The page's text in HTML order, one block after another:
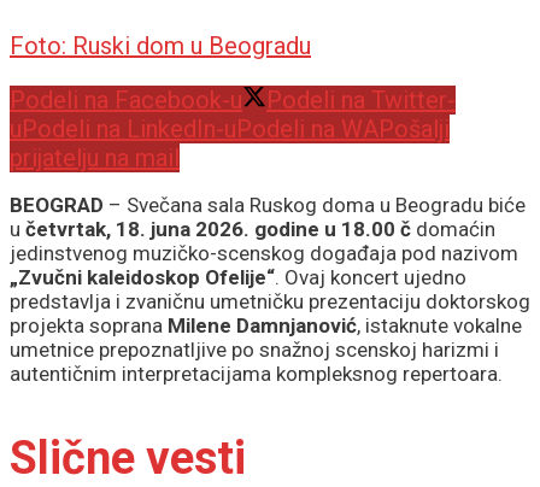
Foto: Ruski dom u Beogradu
Podeli na Facebook-u
Podeli na Twitter-
u Podeli na LinkedIn-u Podeli na WAPošalji
prijatelju na mail
BEOGRAD – Svečana sala Ruskog doma u Beogradu biće
u četvrtak, 18. juna 2026. godine u 18.00 č domaćin
jedinstvenog muzičko-scenskog događaja pod nazivom
„Zvučni kaleidoskop Ofelije“. Ovaj koncert ujedno
predstavlja i zvaničnu umetničku prezentaciju doktorskog
projekta soprana Milene Damnjanović, istaknute vokalne
umetnice prepoznatljive po snažnoj scenskoj harizmi i
autentičnim interpretacijama kompleksnog repertoara.
Slične vesti